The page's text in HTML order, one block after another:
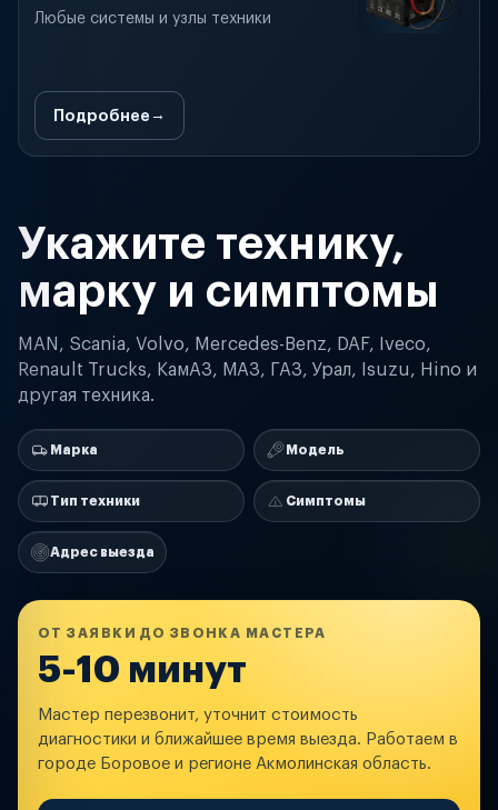
Любые системы и узлы техники
Подробнее
Укажите технику,
марку и симптомы
MAN, Scania, Volvo, Mercedes-Benz, DAF, Iveco,
Renault Trucks, КамАЗ, МАЗ, ГАЗ, Урал, Isuzu, Hino и
другая техника.
Марка Модель
Тип техники Симптомы
Адрес выезда
ОТ ЗАЯВКИ ДО ЗВОНКА МАСТЕРА
5-10 минут
Мастер перезвонит, уточнит стоимость
диагностики и ближайшее время выезда. Работаем в
городе Боровое и регионе Акмолинская область.